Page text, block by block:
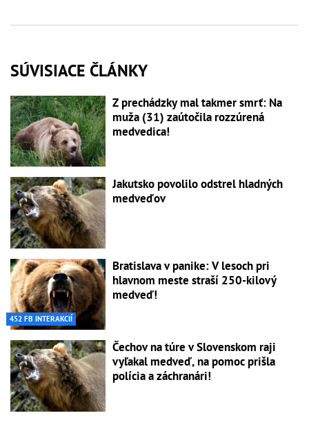
SÚVISIACE ČLÁNKY
Z prechádzky mal takmer smrť: Na
muža (31) zaútočila rozzúrená
medvedica!
Jakutsko povolilo odstrel hladných
medveďov
452 FB INTERAKCIÍ
Bratislava v panike: V lesoch pri
hlavnom meste straší 250-kilový
medveď!
Čechov na túre v Slovenskom raji
vyľakal medveď, na pomoc prišla
polícia a záchranári!